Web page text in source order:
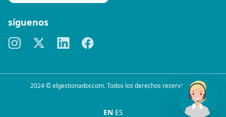
síguenos
2024 © elgestionador.com. Todos los derechos reservados.
EN ES